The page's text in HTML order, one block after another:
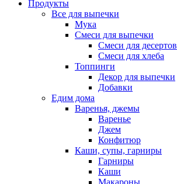
Продукты
Все для выпечки
Мука
Смеси для выпечки
Смеси для десертов
Смеси для хлеба
Топпинги
Декор для выпечки
Добавки
Едим дома
Варенья, джемы
Варенье
Джем
Конфитюр
Каши, супы, гарниры
Гарниры
Каши
Макароны